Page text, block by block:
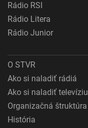
Rádio RSI
Rádio Litera
Rádio Junior
O STVR
Ako si naladiť rádiá
Ako si naladiť televíziu
Organizačná štruktúra
História